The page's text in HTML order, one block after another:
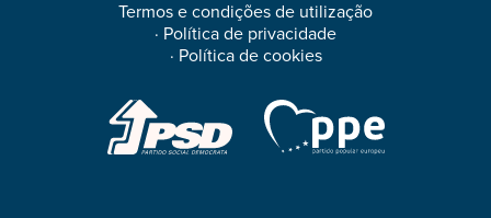
Termos e condições de utilização
· Política de privacidade
· Política de cookies